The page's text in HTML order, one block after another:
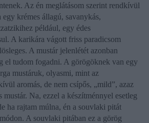
Az én meglátásom szerint rendkívül
krémes állagú, savanykás,
például, egy édes
A karikára vágott friss paradicsom
A mustár jelenlétét azonban
el tudom fogadni. A görögöknek van egy
mustáruk, olyasmi, mint az
aromás, de nem csípős, „mild”, azaz
mustár. Na, ezzel a készítménnyel esetleg
ha rajtam múlna, én a souvlaki pitát
A souvlaki pitában ez a görög